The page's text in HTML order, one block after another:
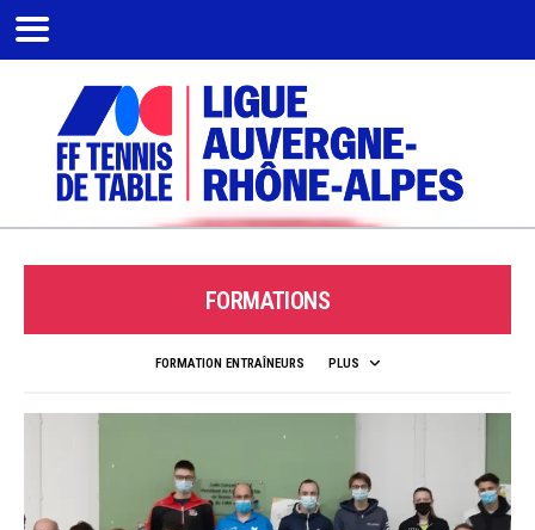
FORMATIONS
FORMATION ENTRAÎNEURS PLUS